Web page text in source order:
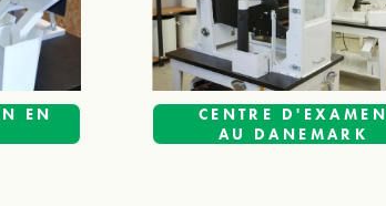
CENTRE D'EXAMEN
AU DANEMARK
EN